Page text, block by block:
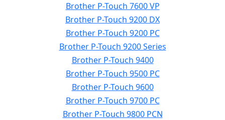
Brother P-Touch 7600 VP
Brother P-Touch 9200 DX
Brother P-Touch 9200 PC
Brother P-Touch 9200 Series
Brother P-Touch 9400
Brother P-Touch 9500 PC
Brother P-Touch 9600
Brother P-Touch 9700 PC
Brother P-Touch 9800 PCN